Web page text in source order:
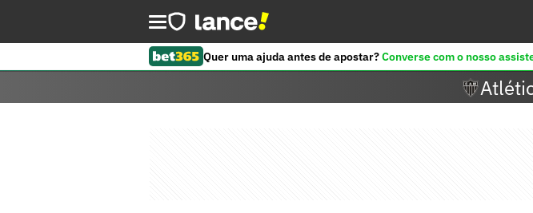
Quer uma ajuda antes de apostar?Converse com o nosso